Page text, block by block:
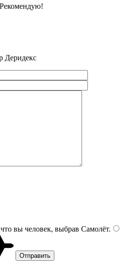
Деридекс
вы человек, выбрав Самолёт.